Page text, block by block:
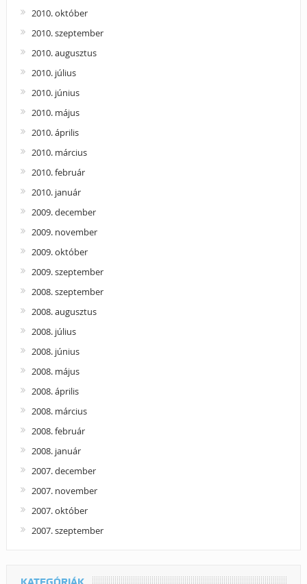
2010. október
2010. szeptember
2010. augusztus
2010. július
2010. június
2010. május
2010. április
2010. március
2010. február
2010. január
2009. december
2009. november
2009. október
2009. szeptember
2008. szeptember
2008. augusztus
2008. július
2008. június
2008. május
2008. április
2008. március
2008. február
2008. január
2007. december
2007. november
2007. október
2007. szeptember